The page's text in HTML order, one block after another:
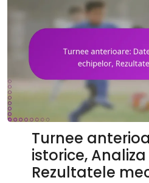
Turnee
istorice,
Rezultatele